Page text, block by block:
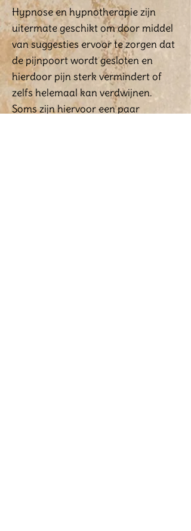
Hypnose en hypnotherapie zijn
uitermate geschikt om door middel
van suggesties ervoor te zorgen dat
de pijnpoort wordt gesloten en
hierdoor pijn sterk vermindert of
zelfs helemaal kan verdwijnen.
Soms zijn hiervoor een paar